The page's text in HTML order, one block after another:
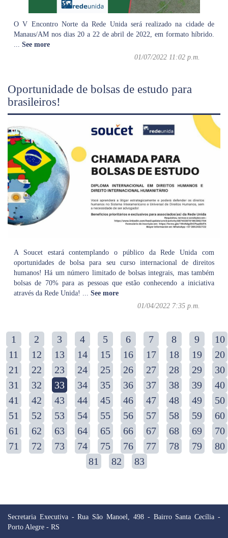
O V Encontro Norte da Rede Unida será realizado na cidade de
Manaus/AM nos dias 20 a 22 de abril de 2022, em formato híbrido.
... See more
01/07/2022 11:02 p.m.
Oportunidade de bolsas de estudo para
brasileiros!
A Soucet estará contemplando o público da Rede Unida com
oportunidades de bolsa para seu curso internacional de direitos
humanos! Há um número limitado de bolsas integrais, mas também
bolsas de 70% para as pessoas que estão conhecendo a iniciativa
através da Rede Unida!
See more
01/04/2022 7:35 p.m.
1 2 3 4 5 6 7 8 9
10
11
12 13 14 15 16 17 18 19
20
21
22 23 24 25 26 27 28 29
30
31
32 33 34 35 36 37 38 39
40
41
42 43 44 45 46 47 48 49
50
51
52 53 54 55 56 57 58 59
60
61
62 63 64 65 66 67 68 69
70
71
72 73 74 75 76 77 78 79
80
81
82 83
Secretaria Executiva - Rua São Manoel, 498 - Bairro Santa Cecília -
Porto Alegre - RS